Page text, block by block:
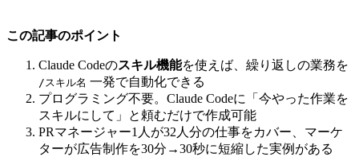
この記事のポイント
Claude Codeのスキル機能を使えば、繰り返しの業務を
/スキル名 一発で自動化できる
プログラミング不要。Claude Codeに「今やった作業を
スキルにして」と頼むだけで作成可能
PRマネージャー1人が32人分の仕事をカバー、マーケ
ターが広告制作を30分→30秒に短縮した実例がある